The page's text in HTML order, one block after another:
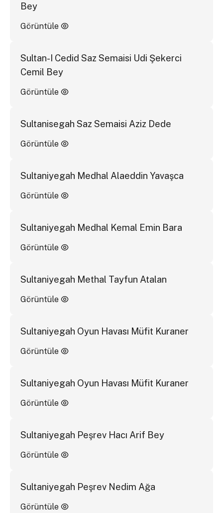
Bey
Görüntüle
Sultan-I Cedid Saz Semaisi Udi Şekerci
Cemil Bey
Görüntüle
Sultanisegah Saz Semaisi Aziz Dede
Görüntüle
Sultaniyegah Medhal Alaeddin Yavaşca
Görüntüle
Sultaniyegah Medhal Kemal Emin Bara
Görüntüle
Sultaniyegah Methal Tayfun Atalan
Görüntüle
Sultaniyegah Oyun Havası Müfit Kuraner
Görüntüle
Sultaniyegah Oyun Havası Müfit Kuraner
Görüntüle
Sultaniyegah Peşrev Hacı Arif Bey
Görüntüle
Sultaniyegah Peşrev Nedim Ağa
Görüntüle